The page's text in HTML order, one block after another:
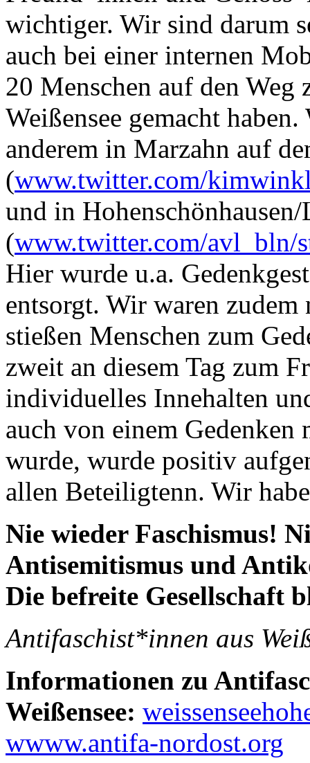
wichtiger. Wir sind darum
auch bei einer internen
20 Menschen auf den
Weißensee gemacht
anderem in Marzahn auf
(www.twitter.com/
und in
(www.twitter.com/avl_bln/
Hier wurde u.a.
entsorgt. Wir waren
stießen Menschen zum
zweit an diesem Tag zum
individuelles Innehalten
auch von einem
wurde, wurde positiv
allen Beteiligtenn. Wir
Nie wieder Faschismus!
Antisemitismus und
Die befreite Gesellschaft
Antifaschist*innen aus
Informationen zu
Weißensee:
wwww.antifa-nordost.org